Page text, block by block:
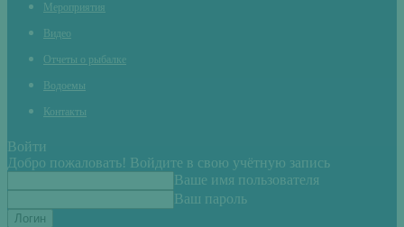
Мероприятия
Видео
Отчеты о рыбалке
Водоемы
Контакты
Войти
Добро пожаловать! Войдите в свою учётную запись
Ваше имя пользователя
Ваш пароль